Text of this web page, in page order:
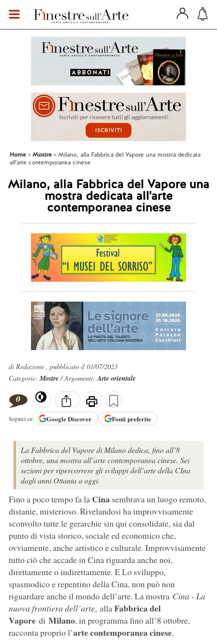
Home Mostre
Milano, alla Fabbrica del Vapore una mostra dedicata
all'arte contemporanea cinese
Milano, alla Fabbrica del Vapore una
mostra dedicata all'arte
contemporanea cinese
di Redazione , pubblicato il 01/07/2023
Categorie:Mostre/ Argomenti:Arte orientale
0
Seguici su GoogleDiscover Fonti preferite
La Fabbrica del Vapore di Milano dedica, fino all’8
ottobre, una mostra all’arte contemporanea cinese. Sei
sezioni per ripercorrere gli sviluppi dell’arte della CIna
dagli anni Ottanta a oggi.
Fino a poco tempo fa la Cinasembrava un luogo remoto,
distante, misterioso. Rivelandosi ha improvvisamente
sconvolto tutte le gerarchie sin qui consolidate, sia dal
punto di vista storico, sociale ed economico che,
ovviamente, anche artistico e culturale. Improvvisamente
tutto ciò che accade in Cina riguarda anche noi,
direttamente o indirettamente. E Lo sviluppo,
spasmodico e repentino della Cina, non può non
riguardare anche il mondo dell’arte. La mostra Cina - La
nuova frontiera dell’arte, allaFabbrica del
Vapore di Milano, in programma fino all’8 ottobre,
racconta proprio l’arte contemporanea cinese.